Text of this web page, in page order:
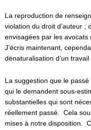
La reproduction de
violation du droit d’auteur ;
envisagées par les
J’écris maintenant,
dénaturalisation d’un
La suggestion que le
qui le demandent sous-
substantielles qui sont
réellement passé. Cela
mises à notre disposition.